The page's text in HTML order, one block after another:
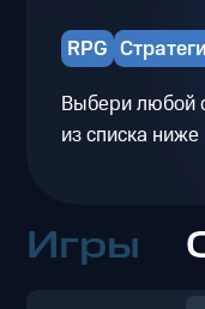
RPG
Выбери любой
из списка
Игры